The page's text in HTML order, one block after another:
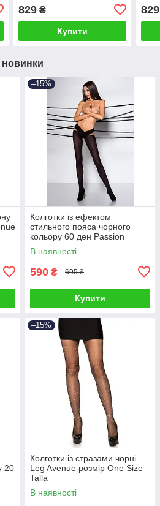
розмір 1/2 Talla
829₴
Купити
829
новинки
–15%
Колготки із ефектом
стильного пояса чорного
кольору 60 ден Passion
Tiopen модель 005 розмір 3/4
Talla
В наявності
590 ₴ 695 ₴
Купити
20
–15%
Колготки із стразами чорні
Leg Avenue розмір One Size
Talla
В наявності